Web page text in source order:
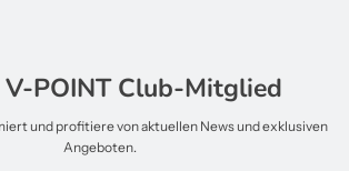
POINT Club-Mitglied
und profitiere von aktuellen News und exklusiven
Angeboten.